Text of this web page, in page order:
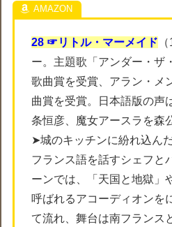
28 ☞リトル・マーメイド
ー。主題歌「アンダー・ザ
歌曲賞を受賞、アラン・メ
曲賞を受賞。日本語版の声
条恒彦、魔女アースラを森
➤城のキッチンに紛れ込ん
フランス語を話すシェフと
ーンでは、「天国と地獄」
呼ばれるアコーディオンを
て流れ、舞台は南フランス